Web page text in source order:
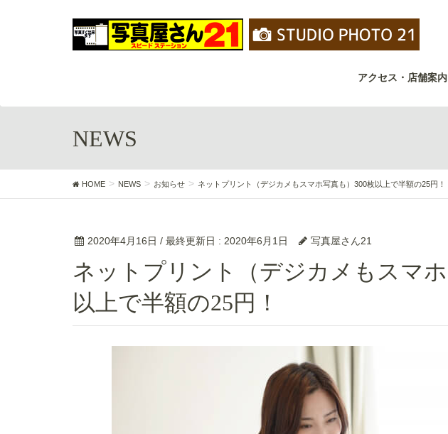
アクセス・店舗案内
NEWS
HOME NEWS お知らせ ネットプリント（デジカメもスマホ写真も）300枚以上で半額の25円！
2020年4月16日 / 最終更新日 : 2020年6月1日 写真屋さん21
ネットプリント（デジカメもスマホ写真も）300枚
以上で半額の25円！